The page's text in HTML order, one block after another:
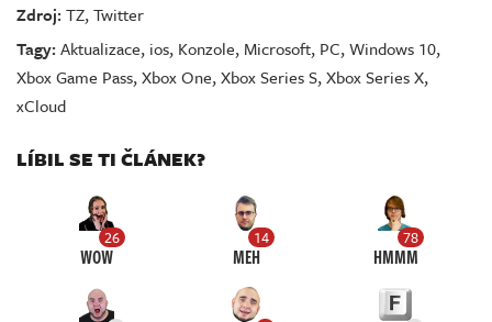
Zdroj:TZ,Twitter
Tagy:Aktualizace, ios, Konzole, Microsoft, PC,Windows 10,
Xbox Game Pass,Xbox One,Xbox Series S,Xbox Series X,
xCloud
LÍBIL SE TI ČLÁNEK?
26
WOW
14
MEH
78
HMMM